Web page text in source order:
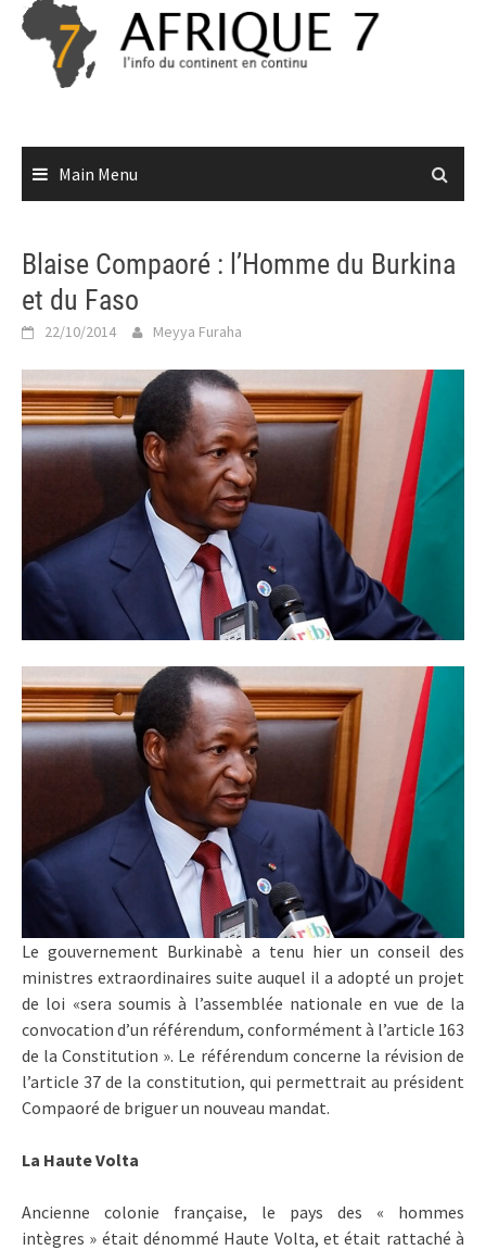
Skip
content
Main Menu
Blaise Compaoré : l’Homme du Burkina
et du Faso
22/10/2014 Meyya Furaha
Le gouvernement Burkinabè a tenu hier un conseil des
ministres extraordinaires suite auquel il a adopté un projet
de loi «sera soumis à l’assemblée nationale en vue de la
convocation d’un référendum, conformément à l’article 163
de la Constitution ». Le référendum concerne la révision de
l’article 37 de la constitution, qui permettrait au président
Compaoré de briguer un nouveau mandat.
La Haute Volta
Ancienne colonie française, le pays des « hommes
intègres » était dénommé Haute Volta, et était rattaché à